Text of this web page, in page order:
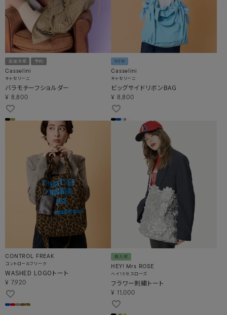
追加生産 予約
Casselini
キャセリーニ
バラモチーフショルダー
¥ 8,800
NEW
Casselini
キャセリーニ
ビッグサイドリボンBAG
¥ 8,800
CONTROL FREAK
コントロールフリーク
WASHED LOGOトート
¥ 7,920
再入荷
HEY! Mrs ROSE
ヘイ！ミセスローズ
フラワー刺繍トート
¥ 11,000